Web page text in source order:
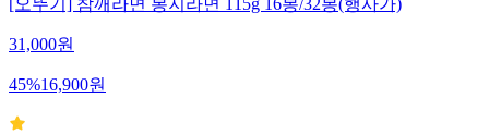
[오뚜기] 참깨라면 봉지라면 115g 16봉/32봉(행사가)
31,000원
45%16,900원